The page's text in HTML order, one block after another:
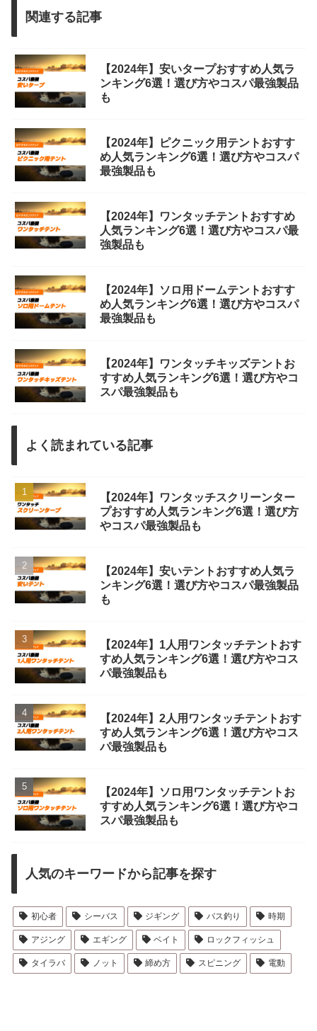
関連する記事
【2024年】安いタープおすすめ人気ラ
ンキング6選！選び方やコスパ最強製品
も
【2024年】ピクニック用テントおすす
め人気ランキング6選！選び方やコスパ
最強製品も
【2024年】ワンタッチテントおすすめ
人気ランキング6選！選び方やコスパ最
強製品も
【2024年】ソロ用ドームテントおすす
め人気ランキング6選！選び方やコスパ
最強製品も
【2024年】ワンタッチキッズテントお
すすめ人気ランキング6選！選び方やコ
スパ最強製品も
よく読まれている記事
【2024年】ワンタッチスクリーンター
プおすすめ人気ランキング6選！選び方
やコスパ最強製品も
【2024年】安いテントおすすめ人気ラ
ンキング6選！選び方やコスパ最強製品
も
【2024年】1人用ワンタッチテントおす
すめ人気ランキング6選！選び方やコス
パ最強製品も
【2024年】2人用ワンタッチテントおす
すめ人気ランキング6選！選び方やコス
パ最強製品も
【2024年】ソロ用ワンタッチテントお
すすめ人気ランキング6選！選び方やコ
スパ最強製品も
人気のキーワードから記事を探す
初心者 シーバス ジギング バス釣り 時期
アジング エギング ベイト ロックフィッシュ
タイラバ ノット 締め方 スピニング 電動